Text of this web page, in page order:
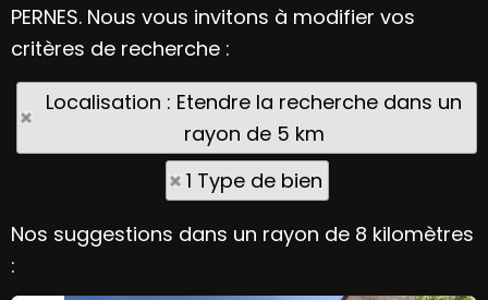
PERNES. Nous vous invitons à modifier vos
critères de recherche :
Localisation : Etendre la recherche dans un
rayon de 5 km
1 Type de bien
Nos suggestions dans un rayon de 8 kilomètres
: